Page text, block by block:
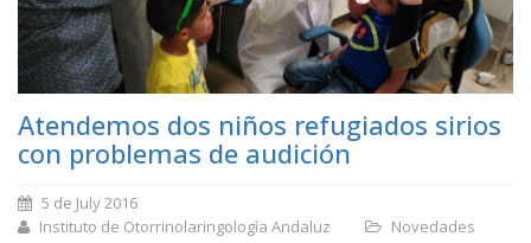
Atendemos dos niños refugiados sirios
con problemas de audición
5 de July 2016
Instituto de Otorrinolaringología Andaluz
Novedades